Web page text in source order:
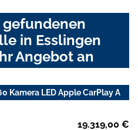
gefundenen
in Esslingen
Angebot an
Kamera LED Apple CarPlay A
19.319,00 €